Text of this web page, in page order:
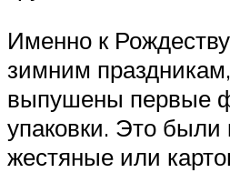
Именно к
зимним
выпушены первые
упаковки. Это были
жестяные или